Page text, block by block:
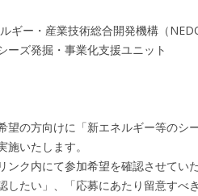
ギー・産業技術総合開発機構（
ズ発掘・事業化支援ユニット
望の方向けに「新エネルギー等のシ
いたします。
ンク内にて参加希望を確認させてい
したい」、「応募にあたり留意すべ